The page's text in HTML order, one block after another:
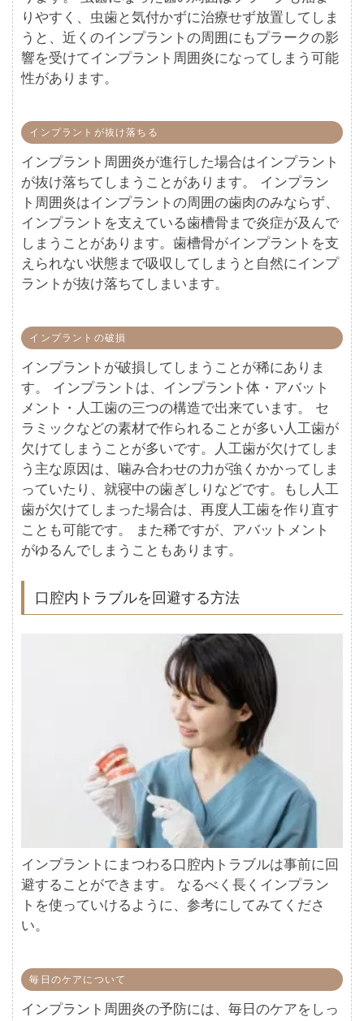
りやすく、虫歯と気付かずに治療せず放置してしま
うと、近くのインプラントの周囲にもプラークの影
響を受けてインプラント周囲炎になってしまう可能
性があります。
インプラントが抜け落ちる
インプラント周囲炎が進行した場合はインプラント
が抜け落ちてしまうことがあります。 インプラン
ト周囲炎はインプラントの周囲の歯肉のみならず、
インプラントを支えている歯槽骨まで炎症が及んで
しまうことがあります。歯槽骨がインプラントを支
えられない状態まで吸収してしまうと自然にインプ
ラントが抜け落ちてしまいます。
インプラントの破損
インプラントが破損してしまうことが稀にありま
す。 インプラントは、インプラント体・アバット
メント・人工歯の三つの構造で出来ています。 セ
ラミックなどの素材で作られることが多い人工歯が
欠けてしまうことが多いです。人工歯が欠けてしま
う主な原因は、噛み合わせの力が強くかかってしま
っていたり、就寝中の歯ぎしりなどです。もし人工
歯が欠けてしまった場合は、再度人工歯を作り直す
ことも可能です。 また稀ですが、アバットメント
がゆるんでしまうこともあります。
口腔内トラブルを回避する方法
インプラントにまつわる口腔内トラブルは事前に回
避することができます。 なるべく長くインプラン
トを使っていけるように、参考にしてみてくださ
い。
毎日のケアについて
インプラント周囲炎の予防には、毎日のケアをしっ